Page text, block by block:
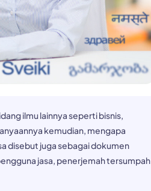
ilmu lainnya seperti bisnis,
kemudian, mengapa
disebut juga sebagai dokumen
jasa, penerjemah tersumpah